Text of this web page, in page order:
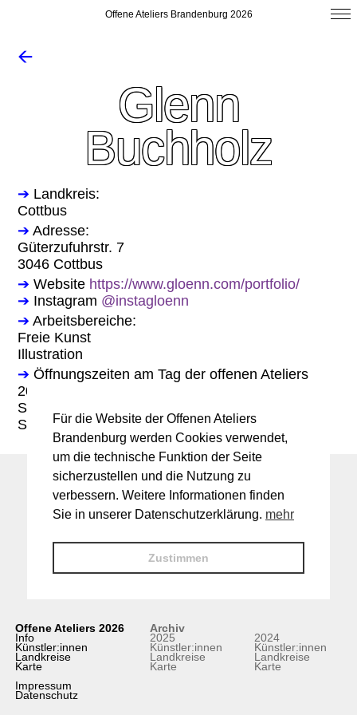
Offene Ateliers Brandenburg 2026
🡨
Glenn
Buchholz
➔ Landkreis:
Cottbus
➔ Adresse:
Güterzufuhrstr. 7
3046 Cottbus
➔ Website https://www.gloenn.com/portfolio/
➔ Instagram @instagloenn
➔ Arbeitsbereiche:
Freie Kunst
Illustration
➔ Öffnungszeiten am Tag der offenen Ateliers
2025:
Sa. 14-18 Uhr
So. 11-18 Uhr
Offene Ateliers 2026
Info
Künstler:innen
Landkreise
Karte
Impressum
Datenschutz
Archiv
2025
Künstler:innen
Landkreise
Karte
2024
Künstler:innen
Landkreise
Karte
Für die Website der Offenen Ateliers
Brandenburg werden Cookies verwendet,
um die technische Funktion der Seite
sicherzustellen und die Nutzung zu
verbessern. Weitere Informationen finden
Sie in unserer Datenschutzerklärung. mehr
Zustimmen